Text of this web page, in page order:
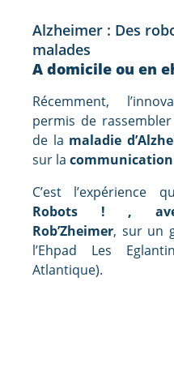
Alzheimer : Des
malades
A domicile ou en
Récemment,
permis de
de la maladie
sur la communication
C’est l’expérience
Robots ! ,
Rob’Zheimer, sur un
l’Ehpad Les
Atlantique).